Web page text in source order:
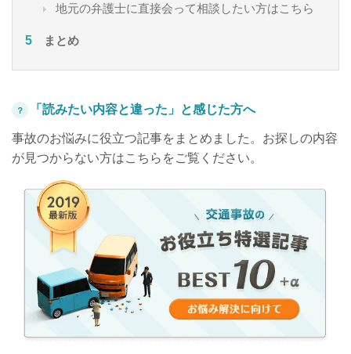
地元の弁護士に直接会って相談したい方はこちら
まとめ
？ 「読みたい内容と違った」と感じた方へ
事故のお悩みに役立つ記事をまとめました。お探しの内容
が見つからない方はこちらをご覧ください。